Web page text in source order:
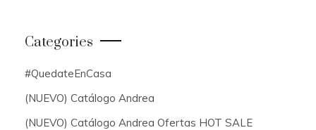
Categories
#QuedateEnCasa
(NUEVO) Catálogo Andrea
(NUEVO) Catálogo Andrea Ofertas HOT SALE